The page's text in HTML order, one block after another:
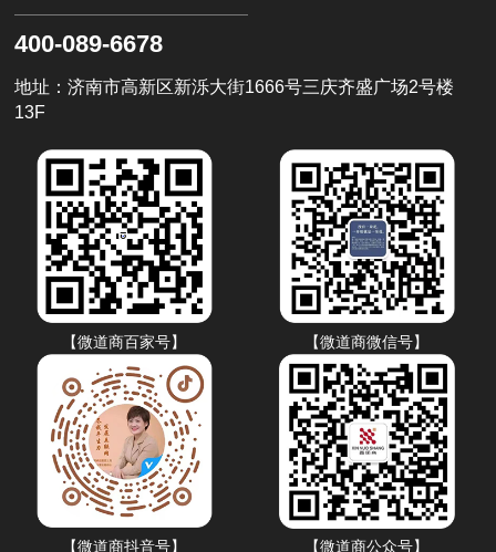
400-089-6678
地址：济南市高新区新泺大街1666号三庆齐盛广场2号楼
13F
【微道商百家号】 【微道商微信号】
【微道商抖音号】 【微道商公众号】